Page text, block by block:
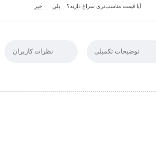
آیا قیمت مناسب‌تری سراغ دارید؟ بلی خیر
توضیحات تکمیلی نظرات کاربران